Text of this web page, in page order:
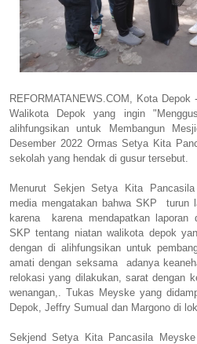
REFORMATANEWS.COM, Kota
Walikota Depok yang ingin
alihfungsikan untuk Membangun
Desember 2022 Ormas Setya Kita
sekolah yang hendak di gusur tersebut.
Menurut Sekjen Setya Kita
media mengatakan bahwa SKP turun
karena karena mendapatkan laporan
SKP tentang niatan walikota depok
dengan di alihfungsikan untuk
amati dengan seksama adanya
relokasi yang dilakukan, sarat dengan
wenangan,. Tukas Meyske yang
Depok, Jeffry Sumual dan Margono di
Sekjend Setya Kita Pancasila